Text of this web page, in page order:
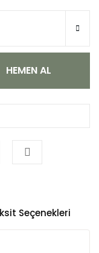
HEMEN AL
Seçenekleri